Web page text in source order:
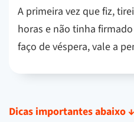
A primeira vez que fiz,
horas e não tinha
faço de véspera, vale a
Dicas importantes abaixo ↓